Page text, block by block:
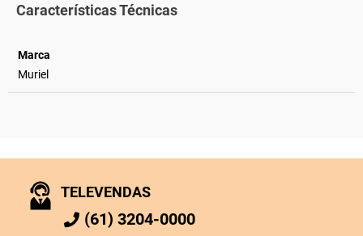
Características Técnicas
Marca
Muriel
TELEVENDAS
(61) 3204-0000